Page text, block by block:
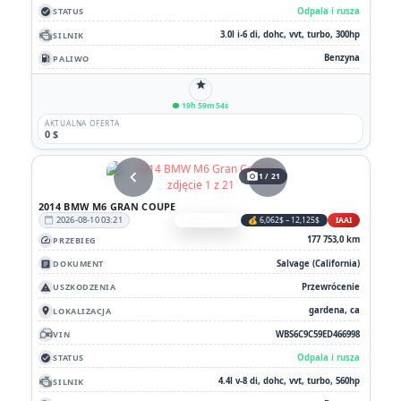
check_circle STATUS Odpala i rusza
SILNIK 3.0l i-6 di, dohc, vvt, turbo, 300hp
local_gas_station PALIWO Benzyna
star
19h 59m 54s
AKTUALNA OFERTA
0 $
chevron_left chevron_right
photo_camera1 / 21
2014 BMW M6 GRAN COUPE
calendar_today 2026-08-10 03:21 💰 6,062$ – 12,125$
IAAI
speed PRZEBIEG 177 753,0 km
article DOKUMENT Salvage (California)
report_problem USZKODZENIA Przewrócenie
location_on LOKALIZACJA gardena, ca
VIN WBS6C9C59ED466998
check_circle STATUS Odpala i rusza
SILNIK 4.4l v-8 di, dohc, vvt, turbo, 560hp